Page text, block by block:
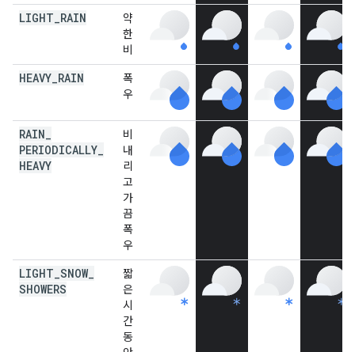
LIGHT RAIN
약
한
비
HEAVY RAIN
폭
우
RAIN
PERIODICALLY
HEAVY
비
내
리
고
가
끔
폭
우
LIGHT SNOW_
SHOWERS
짧
은
시
간
동